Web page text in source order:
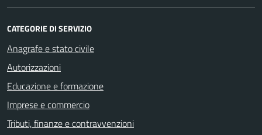
CATEGORIE DI SERVIZIO
Anagrafe e stato civile
Autorizzazioni
Educazione e formazione
Imprese e commercio
Tributi, finanze e contravvenzioni